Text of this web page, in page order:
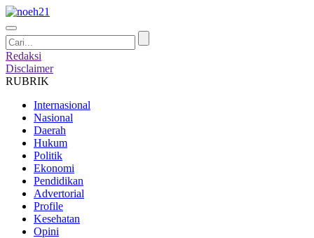
Redaksi
Disclaimer
RUBRIK
Internasional
Nasional
Daerah
Hukum
Politik
Ekonomi
Pendidikan
Advertorial
Profile
Kesehatan
Opini